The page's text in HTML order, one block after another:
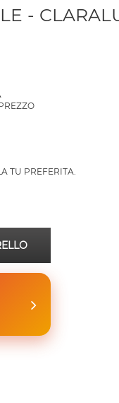
-
TU PREFERITA.